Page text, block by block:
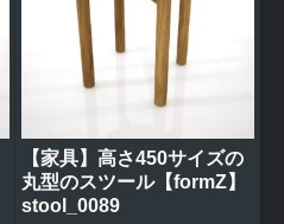
【家具】高さ450サイズの
丸型のスツール【formZ】
stool_0089